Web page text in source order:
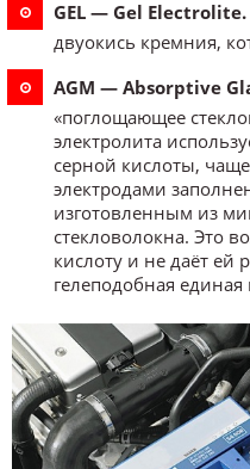
GEL — Gel Electrolite.
двуокись кремния,
AGM — Absorptive
«поглощающее
электролита
серной кислоты,
электродами
изготовленным из
стекловолокна. Это
кислоту и не даёт ей
гелеподобная единая